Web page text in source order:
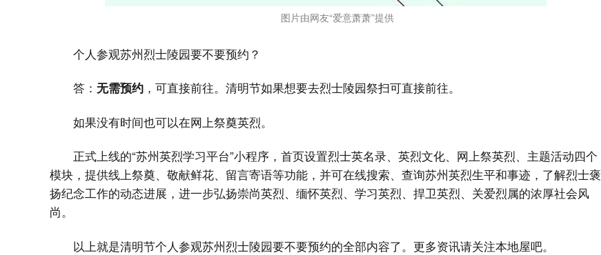
图片由网友“爱意萧萧”提供
个人参观苏州烈士陵园要不要预约？
答： 无需预约 ，可直接前往。清明节如果想要去烈士陵园祭扫可直接前往。
如果没有时间也可以在网上祭奠英烈。
正式上线的“苏州英烈学习平台”小程序，首页设置烈士英名录、英烈文化、网上祭英烈、主题活动四个
模块，提供线上祭奠、敬献鲜花、留言寄语等功能，并可在线搜索、查询苏州英烈生平和事迹，了解烈士褒
扬纪念工作的动态进展，进一步弘扬崇尚英烈、缅怀英烈、学习英烈、捍卫英烈、关爱烈属的浓厚社会风
尚。
以上就是清明节个人参观苏州烈士陵园要不要预约的全部内容了。更多资讯请关注本地屋吧。